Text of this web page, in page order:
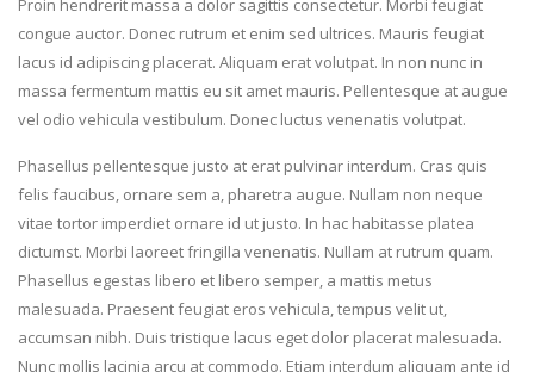
Proin hendrerit massa a dolor sagittis consectetur. Morbi feugiat
congue auctor. Donec rutrum et enim sed ultrices. Mauris feugiat
lacus id adipiscing placerat. Aliquam erat volutpat. In non nunc in
massa fermentum mattis eu sit amet mauris. Pellentesque at augue
vel odio vehicula vestibulum. Donec luctus venenatis volutpat.
Phasellus pellentesque justo at erat pulvinar interdum. Cras quis
felis faucibus, ornare sem a, pharetra augue. Nullam non neque
vitae tortor imperdiet ornare id ut justo. In hac habitasse platea
dictumst. Morbi laoreet fringilla venenatis. Nullam at rutrum quam.
Phasellus egestas libero et libero semper, a mattis metus
malesuada. Praesent feugiat eros vehicula, tempus velit ut,
accumsan nibh. Duis tristique lacus eget dolor placerat malesuada.
Nunc mollis lacinia arcu at commodo. Etiam interdum aliquam ante id